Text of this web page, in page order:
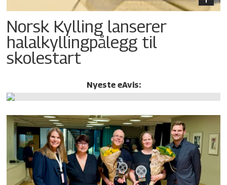
Norsk Kylling lanserer
halalkylling­pålegg til
skolestart
Nyeste eAvis: